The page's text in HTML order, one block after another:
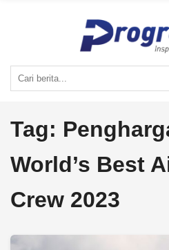
Tag:
World’s Best
Crew 2023